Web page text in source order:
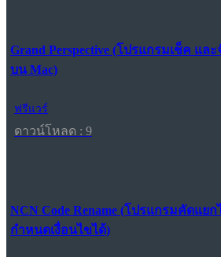
Grand Perspective (โปรแกรมเช็ค แ
บน Mac)
ฟรีแวร์
ดาวน์โหลด : 9
NCN Code Rename (โปรแกรมคัดแย
กำหนดเงื่อนไขได้)